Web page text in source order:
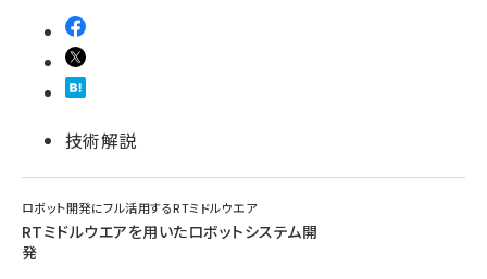
技術解説
ロボット開発にフル活用するRTミドルウエア
RTミドルウエアを用いたロボットシステム開
発